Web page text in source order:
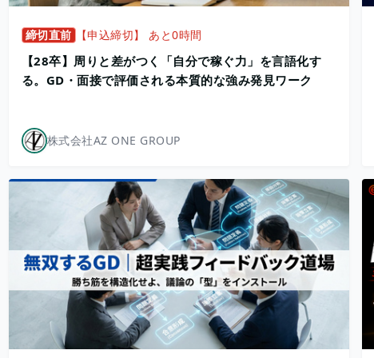
締切直前 【申込締切】 あと0時間
【28卒】周りと差がつく「自分で稼ぐ力」を言語化す
る。GD・面接で評価される本質的な強み発見ワーク
株式会社AZ ONE GROUP